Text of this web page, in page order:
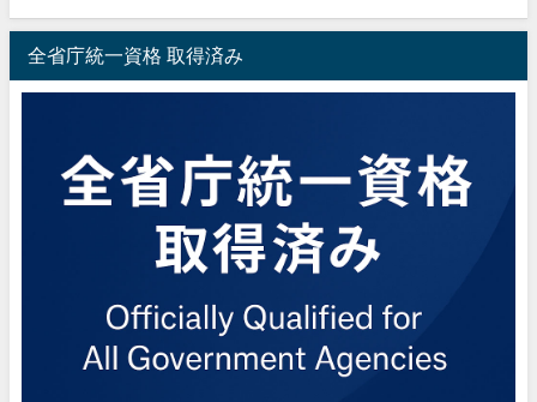
全省庁統一資格 取得済み